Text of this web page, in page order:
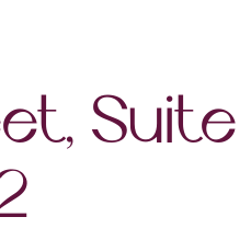
Suite